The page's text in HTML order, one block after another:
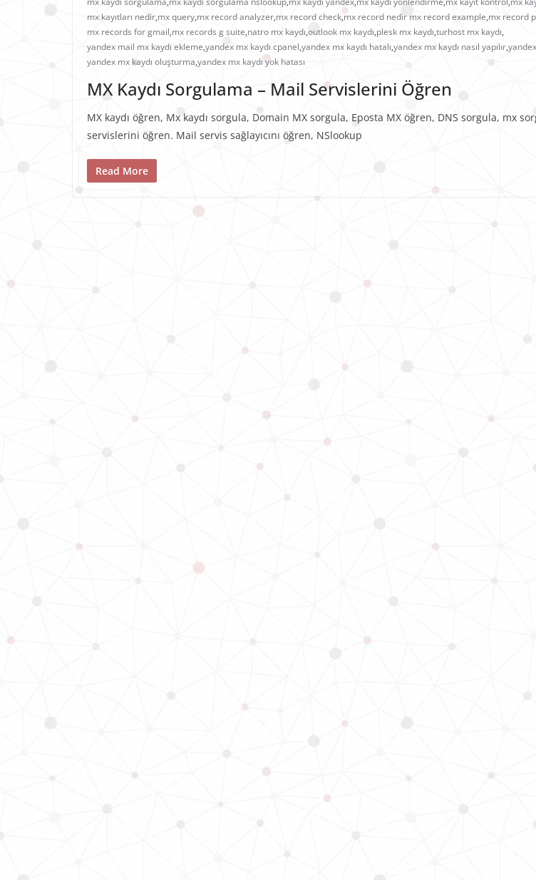
mx kayıtları nedir,mx query,mx record analyzer,mx record check,mx record nedir mx record example,mx record
mx records for gmail,mx records g suite,natro mx kaydı,outlook mx kaydı,plesk mx kaydı,turhost mx kaydı,
yandex mail mx kaydı ekleme,yandex mx kaydı cpanel,yandex mx kaydı hatalı,yandex mx kaydı nasıl yapılır,
yandex mx kaydı oluşturma,yandex mx kaydı yok hatası
MX Kaydı Sorgulama – Mail Servislerini Öğren
MX kaydı öğren, Mx kaydı sorgula, Domain MX sorgula, Eposta MX öğren, DNS sorgula, mx
servislerini öğren. Mail servis sağlayıcını öğren, NSlookup
Read More